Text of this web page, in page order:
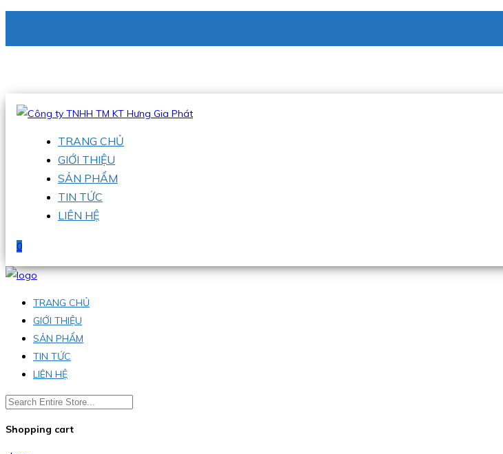
Hotline:0938 336 079
TRANG CHỦ
GIỚI THIỆU
SẢN PHẨM
TIN TỨC
LIÊN HỆ
0
TRANG CHỦ
GIỚI THIỆU
SẢN PHẨM
TIN TỨC
LIÊN HỆ
Shopping cart